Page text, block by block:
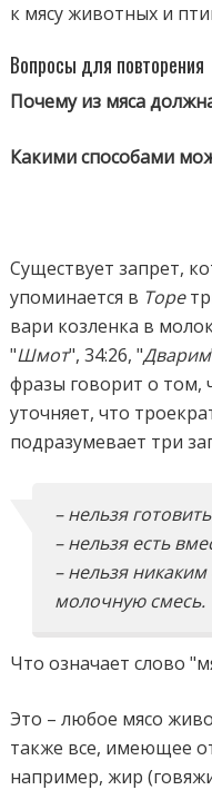
к мясу животных и
Вопросы для повторения
Почему из мяса
Какими способами
Существует запрет,
упоминается в Торе
вари козленка в
"Шмот", 34:26, "Дварим
фразы говорит о том,
уточняет, что
подразумевает три
– нельзя
– нельзя есть
– нельзя
молочную смесь.
Что означает слово
Это – любое мясо
также все, имеющее
например, жир